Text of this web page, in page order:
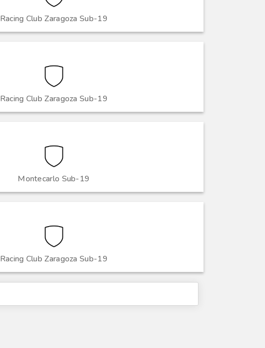
Racing Club Zaragoza Sub-19
Racing Club Zaragoza Sub-19
Montecarlo Sub-19
Racing Club Zaragoza Sub-19